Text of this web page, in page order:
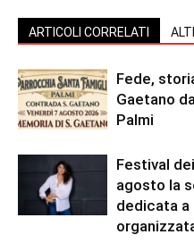
ARTICOLI CORRELATI
Fede,
Gaetano
Palmi
Festival
agosto la
dedicata a